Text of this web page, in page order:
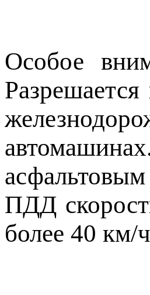
Особое
ПДД
более 40 км/